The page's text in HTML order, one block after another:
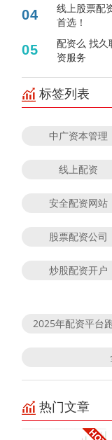
04
线上股票配
首选！
05
配资么 找久
资服务
标签列表
中广资本管理
线上配资
安全配资网站
股票配资公司
炒股配资开户
2025年配资平台
热门文章